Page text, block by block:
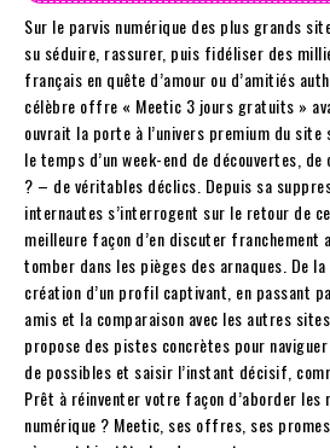
Sur le parvis numérique des plus grands
su séduire, rassurer, puis fidéliser des
français en quête d’amour ou d’amitiés
célèbre offre « Meetic 3 jours gratuits »
ouvrait la porte à l’univers premium du site
le temps d’un week-end de découvertes,
? – de véritables déclics. Depuis sa
internautes s’interrogent sur le retour de
meilleure façon d’en discuter franchement
tomber dans les pièges des arnaques. De
création d’un profil captivant, en passant
amis et la comparaison avec les autres
propose des pistes concrètes pour
de possibles et saisir l’instant décisif,
Prêt à réinventer votre façon d’aborder
numérique ? Meetic, ses offres, ses